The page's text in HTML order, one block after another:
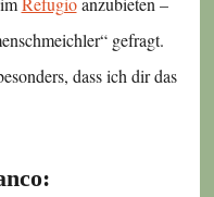
gefragt.
dass ich dir das